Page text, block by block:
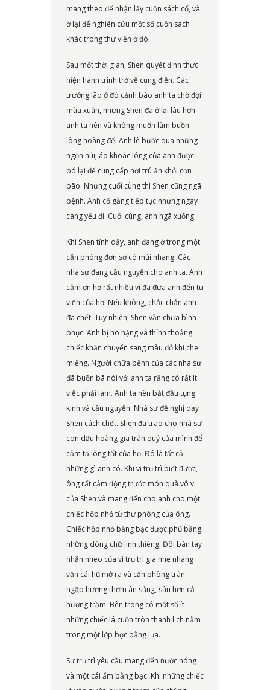
mang theo để nhận lấy cuộn sách cổ, và
ở lại để nghiên cứu một số cuộn sách
khác trong thư viện ở đó.
Sau một thời gian, Shen quyết định thực
hiện hành trình trở về cung điện. Các
trưởng lão ở đó cảnh báo anh ta chờ đợi
mùa xuân, nhưng Shen đã ở lại lâu hơn
anh ta nên và không muốn làm buồn
lòng hoàng đế. Anh lê bước qua những
ngọn núi; áo khoác lông của anh được
bó lại để cung cấp nơi trú ẩn khỏi cơn
bão. Nhưng cuối cùng thì Shen cũng ngã
bệnh. Anh cố gắng tiếp tục nhưng ngày
càng yếu đi. Cuối cùng, anh ngã xuống.
Khi Shen tỉnh dậy, anh đang ở trong một
căn phòng đơn sơ có mùi nhang. Các
nhà sư đang cầu nguyện cho anh ta. Anh
cảm ơn họ rất nhiều vì đã đưa anh đến tu
viện của họ. Nếu không, chắc chắn anh
đã chết. Tuy nhiên, Shen vẫn chưa bình
phục. Anh bị ho nặng và thỉnh thoảng
chiếc khăn chuyển sang màu đỏ khi che
miệng. Người chữa bệnh của các nhà sư
đã buồn bã nói với anh ta rằng có rất ít
việc phải làm. Anh ta nên bắt đầu tụng
kinh và cầu nguyện. Nhà sư đề nghị dạy
Shen cách chết. Shen đã trao cho nhà sư
con dấu hoàng gia trân quý của mình để
cảm tạ lòng tốt của họ. Đó là tất cả
những gì anh có. Khi vị trụ trì biết được,
ông rất cảm động trước món quà vô vị
của Shen và mang đến cho anh cho một
chiếc hộp nhỏ từ thư phòng của ông.
Chiếc hộp nhỏ bằng bạc được phủ bằng
những dòng chữ linh thiêng. Đôi bàn tay
nhăn nheo của vị trụ trì già nhẹ nhàng
vặn cái hũ mở ra và căn phòng tràn
ngập hương thơm ân sủng, sâu hơn cả
hương trầm. Bên trong có một số ít
những chiếc lá cuộn tròn thanh lịch nằm
trong một lớp bọc bằng lụa.
Sư trụ trì yêu cầu mang đến nước nóng
và một cái ấm bằng bạc. Khi những chiếc